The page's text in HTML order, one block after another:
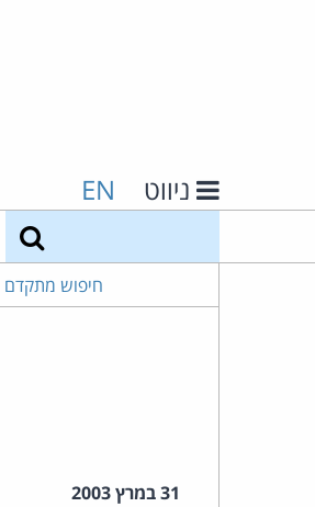
ניווט EN
חיפוש מתקדם
31 במרץ 2003